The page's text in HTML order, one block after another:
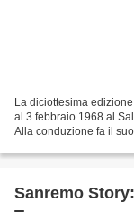
La diciottesima
al 3 febbraio 1968 al
Alla conduzione fa il
Sanremo